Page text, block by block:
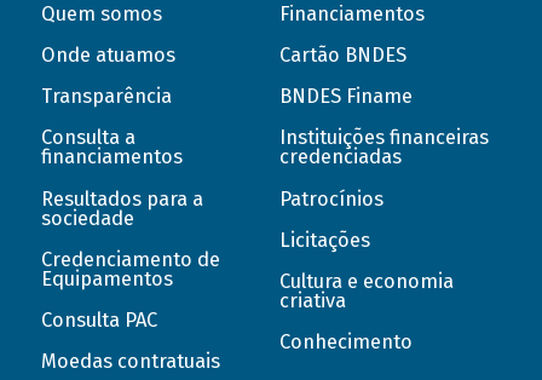
Quem somos
Onde atuamos
Transparência
Consulta a
financiamentos
Resultados para a
sociedade
Credenciamento de
Equipamentos
Consulta PAC
Moedas contratuais
Financiamentos
Cartão BNDES
BNDES Finame
Instituições financeiras
credenciadas
Patrocínios
Licitações
Cultura e economia
criativa
Conhecimento